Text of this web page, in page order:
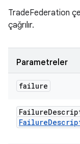
TradeFederation
çağrılır.
Parametreler
failure
Failure
Failure